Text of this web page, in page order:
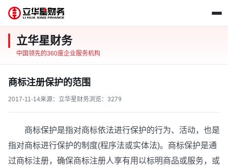
立华星财务
中国领先的360度企业服务机构
商标注册保护的范围
2017-11-14来源：立华星财务浏览： 3279
商标保护是指对商标依法进行保护的行为、活动，也是
指对商标进行保护的制度(程序法或实体法)。商标保护是通
过商标注册，确保商标注册人享有用以标明商品或服务，或